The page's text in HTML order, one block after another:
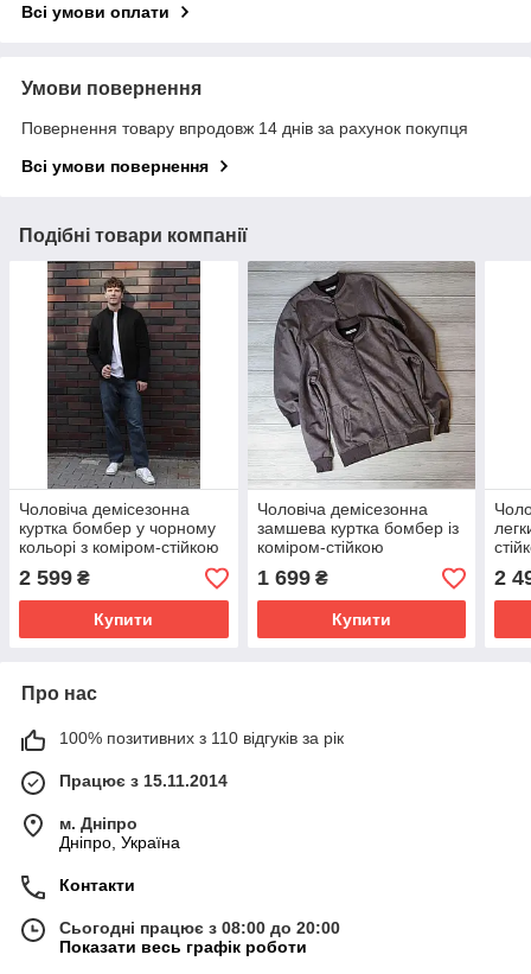
Всі умови оплати
Умови повернення
Повернення товару впродовж 14 днів за рахунок покупця
Всі умови повернення
Подібні товари компанії
Чоловіча демісезонна
куртка бомбер у чорному
кольорі з коміром-стійкою
2 599 ₴
Купити
Чоловіча демісезонна
замшева куртка бомбер із
коміром-стійкою
1 699₴
Купити
2
Про нас
100% позитивних з 110 відгуків за рік
Працює з 15.11.2014
м. Дніпро
Дніпро, Україна
Контакти
Сьогодні працює з 08:00 до 20:00
Показати весь графік роботи